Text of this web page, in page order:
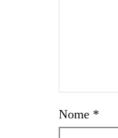
Nome *